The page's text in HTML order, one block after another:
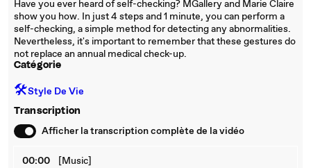
Have you ever heard of self-checking? MGallery and Marie Claire
show you how. In just 4 steps and 1 minute, you can perform a
self-checking, a simple method for detecting any abnormalities.
Nevertheless, it's important to remember that these gestures do
not replace an annual medical check-up.
Catégorie
🛠️Style De Vie
Transcription
Afficher la transcription complète de la vidéo
00:00
[Music]